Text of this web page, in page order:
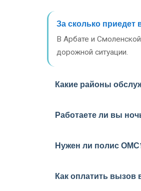
За сколько приедет
В Арбате и
дорожной ситуации.
Какие районы
Работаете ли вы
Нужен ли полис
Как оплатить вызов